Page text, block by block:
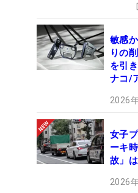
敏感
りの
を引
ナコ/
2026
女子
ーキ
故」
2026